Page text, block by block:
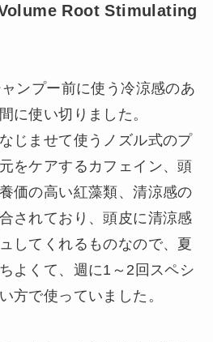
Root Stimulating
ンプー前に使う冷涼感のあ
に使い切りました。
じませて使うノズル式のプ
をケアするカフェイン、頭
価の高い紅藻類、清涼感の
されており、頭皮に清涼感
してくれるものなので、夏
よくて、週に1～2回スペシ
方で使っていました。